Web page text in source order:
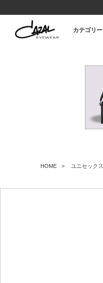
カテゴリー
HOME ユニセックス